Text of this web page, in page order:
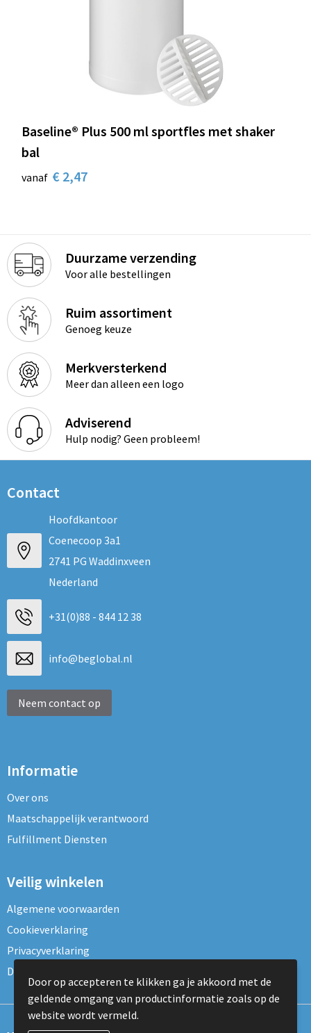
Baseline® Plus 500 ml sportfles met shaker
bal
vanaf € 2,47
Duurzame verzending
Voor alle bestellingen
Ruim assortiment
Genoeg keuze
Merkversterkend
Meer dan alleen een logo
Adviserend
Hulp nodig? Geen probleem!
Contact
Hoofdkantoor
Coenecoop 3a1
2741 PG Waddinxveen
Nederland
+31(0)88 - 844 12 38
info@beglobal.nl
Neem contact op
Informatie
Over ons
Maatschappelijk verantwoord
Fulfillment Diensten
Veilig winkelen
Algemene voorwaarden
Cookieverklaring
Privacyverklaring
Disclaimer
Door op accepteren te klikken ga je akkoord met de
geldende omgang van productinformatie zoals op de
website wordt vermeld.